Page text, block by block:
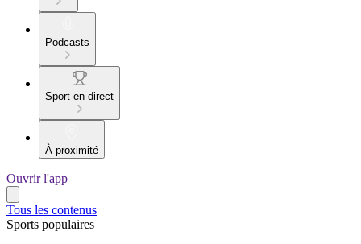
Podcasts
Sport en direct
À proximité
Ouvrir l'app
Tous les contenus
Sports populaires